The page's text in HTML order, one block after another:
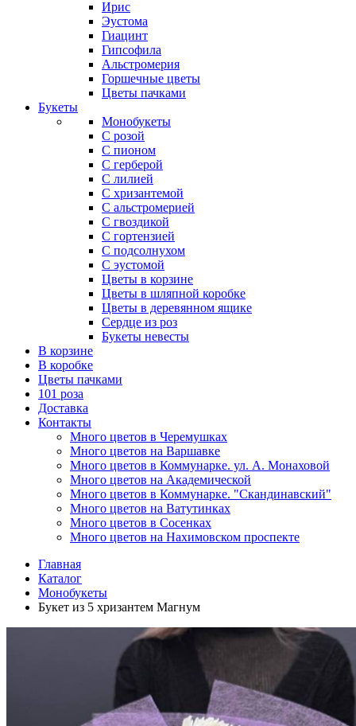
Ирис
Эустома
Гиацинт
Гипсофила
Альстромерия
Горшечные цветы
Цветы пачками
Букеты
Монобукеты
С розой
С пионом
С герберой
С лилией
С хризантемой
С альстромерией
С гвоздикой
С гортензией
С подсолнухом
С эустомой
Цветы в корзине
Цветы в шляпной коробке
Цветы в деревянном ящике
Сердце из роз
Букеты невесты
В корзине
В коробке
Цветы пачками
101 роза
Доставка
Контакты
Много цветов в Черемушках
Много цветов на Варшавке
Много цветов в Коммунарке. ул. А. Монаховой
Много цветов на Академической
Много цветов в Коммунарке. "Скандинавский"
Много цветов на Ватутинках
Много цветов в Сосенках
Много цветов на Нахимовском проспекте
Главная
Каталог
Монобукеты
Букет из 5 хризантем Магнум